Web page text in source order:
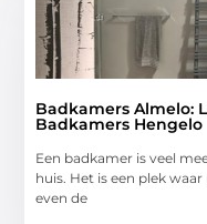
Badkamers Almelo:
Badkamers Hengelo
Een badkamer is veel
huis. Het is een plek
even de